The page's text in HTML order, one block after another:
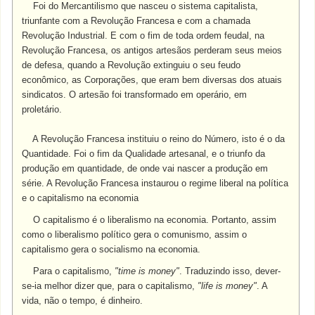
Foi do Mercantilismo que nasceu o sistema capitalista,
triunfante com a Revolução Francesa e com a chamada
Revolução Industrial. E com o fim de toda ordem feudal, na
Revolução Francesa, os antigos artesãos perderam seus meios
de defesa, quando a Revolução extinguiu o seu feudo
econômico, as Corporações, que eram bem diversas dos atuais
sindicatos. O artesão foi transformado em operário, em
proletário.
A Revolução Francesa instituiu o reino do Número, isto é o da
Quantidade. Foi o fim da Qualidade artesanal, e o triunfo da
produção em quantidade, de onde vai nascer a produção em
série. A Revolução Francesa instaurou o regime liberal na política
e o capitalismo na economia
O capitalismo é o liberalismo na economia. Portanto, assim
como o liberalismo político gera o comunismo, assim o
capitalismo gera o socialismo na economia.
Para o capitalismo, "time is money". Traduzindo isso, dever-
se-ia melhor dizer que, para o capitalismo, "life is money". A
vida, não o tempo, é dinheiro.